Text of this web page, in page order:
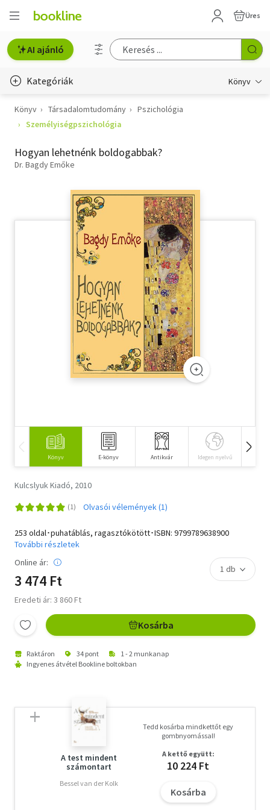
Üres
AI ajánló
Kategóriák Könyv
Életmód, egészség
Gyermek- és ifjúsági
Hobbi, szabadidő
Szótár, nyelvkönyv
Tankönyv, segédkönyv
Társadalomtudomány
Természettudomány
Könyv Társadalomtudomány
Pszichológia
Személyiségpszichológia
Hogyan lehetnénk boldogabbak?
Dr. Bagdy Emőke
Könyv E-könyv Antikvár Idegen nyelvű
Kulcslyuk Kiadó, 2010
Olvasói vélemények (1)
253 oldal･puhatáblás, ragasztókötött･ISBN: 9799789638900
További részletek
Online ár:
3 474 Ft
Eredeti ár: 3 860 Ft
Kosárba
Raktáron 34 pont
1 - 2 munkanap
Ingyenes átvétel Bookline boltokban
A test mindent
számontart
Bessel van der Kolk
Tedd kosárba mindkettőt egy
gombnyomással!
A kettő együtt:
10 224 Ft
Kosárba